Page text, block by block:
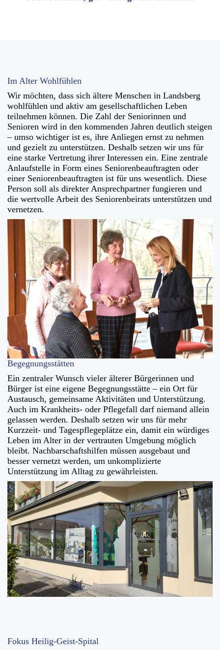
Im Alter Wohlfühlen
Wir möchten, dass sich ältere Menschen in Landsberg
wohlfühlen und aktiv am gesellschaftlichen Leben
teilnehmen können. Die Zahl der Seniorinnen und
Senioren wird in den kommenden Jahren deutlich steigen
– umso wichtiger ist es, ihre Anliegen ernst zu nehmen
und gezielt zu unterstützen. Deshalb setzen wir uns für
eine starke Vertretung ihrer Interessen ein. Eine zentrale
Anlaufstelle in Form eines Seniorenbeauftragten oder
einer Seniorenbeauftragten ist für uns wesentlich. Diese
Person soll als direkter Ansprechpartner fungieren und
die wertvolle Arbeit des Seniorenbeirats unterstützen und
vernetzen.
Begegnungsstätten
Ein zentraler Wunsch vieler älterer Bürgerinnen und
Bürger ist eine eigene Begegnungsstätte – ein Ort für
Austausch, gemeinsame Aktivitäten und Unterstützung.
Auch im Krankheits- oder Pflegefall darf niemand allein
gelassen werden. Deshalb setzen wir uns für mehr
Kurzzeit- und Tagespflegeplätze ein, damit ein würdiges
Leben im Alter in der vertrauten Umgebung möglich
bleibt. Nachbarschaftshilfen müssen ausgebaut und
besser vernetzt werden, um unkomplizierte
Unterstützung im Alltag zu gewährleisten.
Fokus Heilig-Geist-Spital